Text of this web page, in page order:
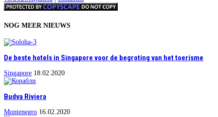
NOG MEER NIEUWS
De beste hotels in Singapore voor de begroting van het toerisme
Singapore 18.02.2020
Budva Riviera
Montenegro 16.02.2020